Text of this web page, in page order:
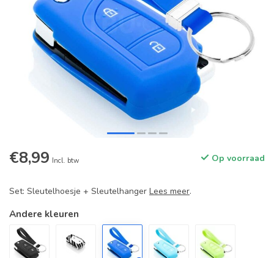
€8,99 Incl. btw Op voorraad
Set: Sleutelhoesje + Sleutelhanger Lees meer.
Andere kleuren